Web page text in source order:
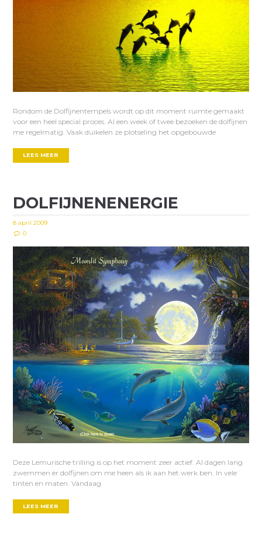
Rondom de Dolfijnentempels wordt op dit moment ruimte gemaakt
voor een heel special proces. Al een week of twee bezoeken de dolfijnen
me regelmatig. Vaak duikelen ze plotseling het opgebouwde
LEES MEER
DOLFIJNENENERGIE
8 april 2009
0
Deze Lemurische trilling is op het moment zeer actief. Al dagen lang
zwemmen er dolfijnen om me heen als ik aan het werk ben. In vele
tinten en maten. Vandaag
LEES MEER